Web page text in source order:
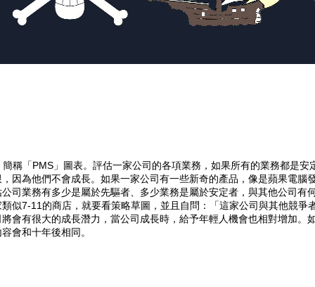
稱「PMS」圖表。評估一家公司的各項業務，如果所有的業務都是安
因為他們不會成長。如果一家公司有一些新奇的產品，像是蘋果電腦
司業務有多少是屬於先驅者、多少業務是屬於安定者，與其他公司有
似7-11的商店，就要看策略草圖，並且自問：「這家公司與其他競爭
會有很大的成長潛力，當公司成長時，給予年輕人機會也相對增加。
會和十年後相同。